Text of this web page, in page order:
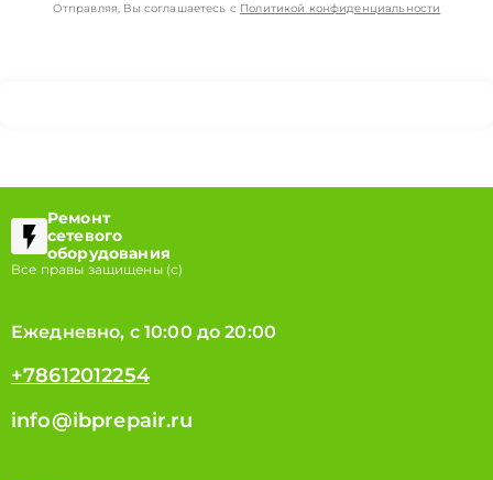
Отправляя, Вы соглашаетесь с Политикой конфиденциальности
Ремонт
сетевого
оборудования
Все правы защищены (с)
Ежедневно, с 10:00 до 20:00
+78612012254
info@ibprepair.ru